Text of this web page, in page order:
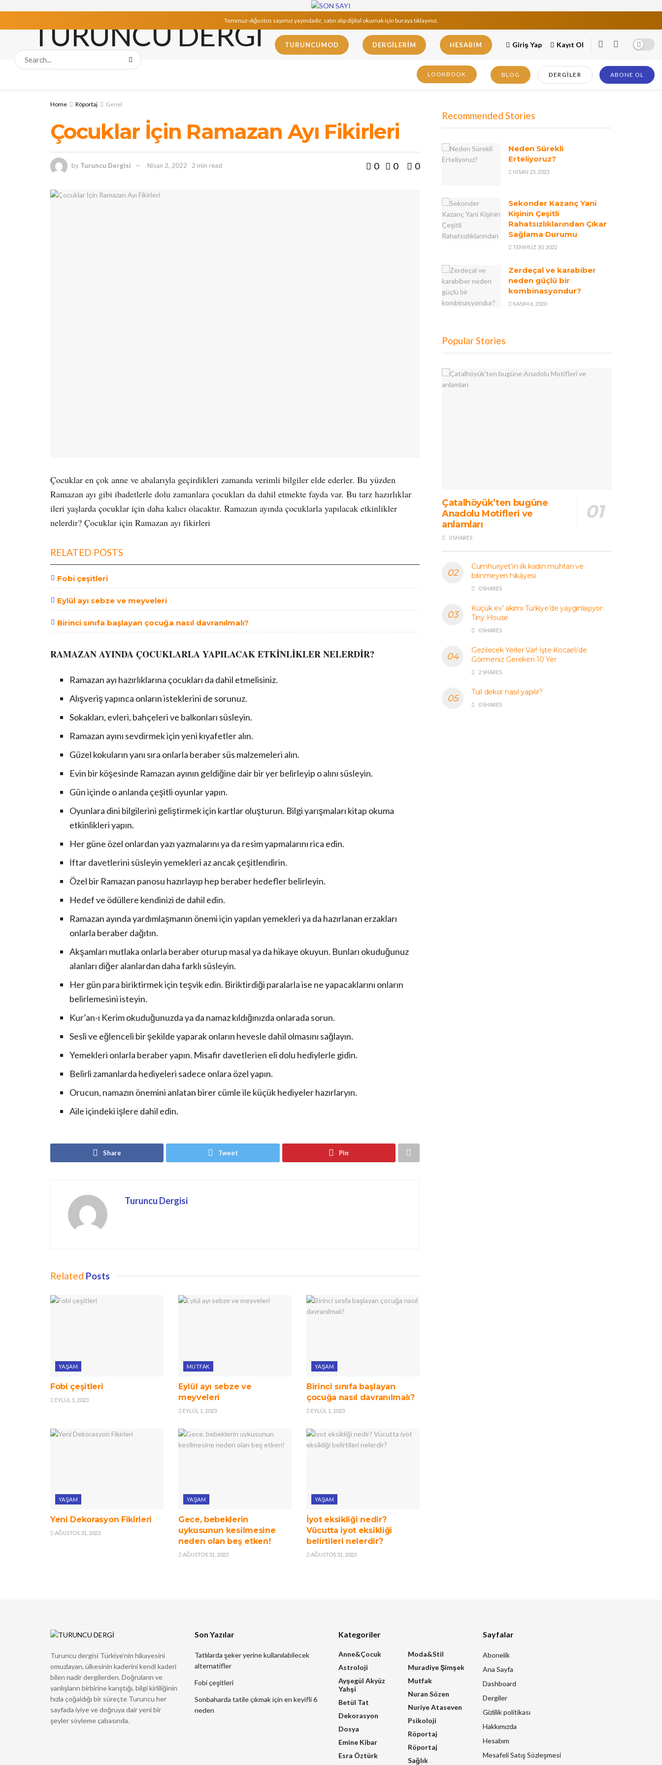
Temmuz-Ağustos sayımız yayındadır, satın alıp dijital okumak için buraya tıklayınız.
TURUNCUMOD DERGILERIM HESABIM Giriş Yap Kayıt Ol
LOOKBOOK BLOG DERGILER ABONE OL
Home Röportaj Genel
Çocuklar İçin Ramazan Ayı Fikirleri
by Turuncu Dergisi Nisan 2, 2022 2 min read 0 0 0
Çocuklar en çok anne ve abalarıyla geçirdikleri zamanda verimli bilgiler elde ederler. Bu yüzden
Ramazan ayı gibi ibadetlerle dolu zamanlara çocukları da dahil etmekte fayda var. Bu tarz hazırlıklar
ileri yaşlarda çocuklar için daha kalıcı olacaktır. Ramazan ayında çocuklarla yapılacak etkinlikler
nelerdir? Çocuklar için Ramazan ayı fikirleri
RELATED POSTS
Fobi çeşitleri
Eylül ayı sebze ve meyveleri
Birinci sınıfa başlayan çocuğa nasıl davranılmalı?
RAMAZAN AYINDA ÇOCUKLARLA YAPILACAK ETKİNLİKLER NELERDİR?
Ramazan ayı hazırlıklarına çocukları da dahil etmelisiniz.
Alışveriş yapınca onların isteklerini de sorunuz.
Sokakları, evleri, bahçeleri ve balkonları süsleyin.
Ramazan ayını sevdirmek için yeni kıyafetler alın.
Güzel kokuların yanı sıra onlarla beraber süs malzemeleri alın.
Evin bir köşesinde Ramazan ayının geldiğine dair bir yer belirleyip o alını süsleyin.
Gün içinde o anlanda çeşitli oyunlar yapın.
Oyunlara dini bilgilerini geliştirmek için kartlar oluşturun. Bilgi yarışmaları kitap okuma
etkinlikleri yapın.
Her güne özel onlardan yazı yazmalarını ya da resim yapmalarını rica edin.
İftar davetlerini süsleyin yemekleri az ancak çeşitlendirin.
Özel bir Ramazan panosu hazırlayıp hep beraber hedefler belirleyin.
Hedef ve ödüllere kendinizi de dahil edin.
Ramazan ayında yardımlaşmanın önemi için yapılan yemekleri ya da hazırlanan erzakları
onlarla beraber dağıtın.
Akşamları mutlaka onlarla beraber oturup masal ya da hikaye okuyun. Bunları okuduğunuz
alanları diğer alanlardan daha farklı süsleyin.
Her gün para biriktirmek için teşvik edin. Biriktirdiği paralarla ise ne yapacaklarını onların
belirlemesini isteyin.
Kur’an-ı Kerim okuduğunuzda ya da namaz kıldığınızda onlarada sorun.
Sesli ve eğlenceli bir şekilde yaparak onların hevesle dahil olmasını sağlayın.
Yemekleri onlarla beraber yapın. Misafir davetlerien eli dolu hediylerle gidin.
Belirli zamanlarda hediyeleri sadece onlara özel yapın.
Orucun, namazın önemini anlatan birer cümle ile küçük hediyeler hazırlaryın.
Aile içindeki işlere dahil edin.
Share Tweet Pin
Turuncu Dergisi
Related Posts
YAŞAM
Fobi çeşitleri
EYLÜL 1, 2023
MUTFAK
Eylül ayı sebze ve
meyveleri
EYLÜL 1, 2023
YAŞAM
Birinci sınıfa başlayan
çocuğa nasıl davranılmalı?
EYLÜL 1, 2023
YAŞAM
Yeni Dekorasyon Fikirleri
AĞUSTOS 31, 2023
YAŞAM
Gece, bebeklerin
uykusunun kesilmesine
neden olan beş etken!
AĞUSTOS 31, 2023
YAŞAM
İyot eksikliği nedir?
Vücutta iyot eksikliği
belirtileri nelerdir?
AĞUSTOS 31, 2023
Recommended Stories
Neden Sürekli
Erteliyoruz?
NISAN 25, 2023
Sekonder Kazanç Yani
Kişinin Çeşitli
Rahatsızlıklarından Çıkar
Sağlama Durumu
TEMMUZ 30, 2022
Zerdeçal ve karabiber
neden güçlü bir
kombinasyondur?
KASIM 6, 2020
Popular Stories
Çatalhöyük’ten bugüne
Anadolu Motifleri ve
anlamları
0 SHARES
Cumhuriyet’in ilk kadın muhtarı ve
bilinmeyen hikâyesi
0 SHARES
Küçük ev’ akımı Türkiye’de yaygınlaşıyor:
Tiny House
0 SHARES
Gezilecek Yerler Var! İşte Kocaeli’de
Görmeniz Gereken 10 Yer
2 SHARES
Tuil dekor nasıl yapılır?
0 SHARES
Turuncu dergisi Türkiye’nin hikayesini
omuzlayan, ülkesinin kaderini kendi kaderi
bilen nadir dergilerden. Doğruların ve
yanlışların birbirine karıştığı, bilgi kirliliğinin
hızla çoğaldığı bir süreçte Turuncu her
sayfada iyiye ve doğruya dair yeni bir
şeyler söyleme çabasında.
Son Yazılar
Tatlılarda şeker yerine kullanılabilecek
alternatifler
Fobi çeşitleri
Sonbaharda tatile çıkmak için en keyifli 6
neden
Kategoriler
Anne&Çocuk
Astroloji
Ayşegül Akyüz
Yahşi
Betül Tat
Dekorasyon
Dosya
Emine Kibar
Esra Öztürk
Moda&Stil
Muradiye Şimşek
Mutfak
Nuran Sözen
Nuriye Ataseven
Psikoloji
Röportaj
Röportaj
Sağlık
Sayfalar
Abonelik
Ana Sayfa
Dashboard
Dergiler
Gizlilik politikası
Hakkımızda
Hesabım
Mesafeli Satış Sözleşmesi